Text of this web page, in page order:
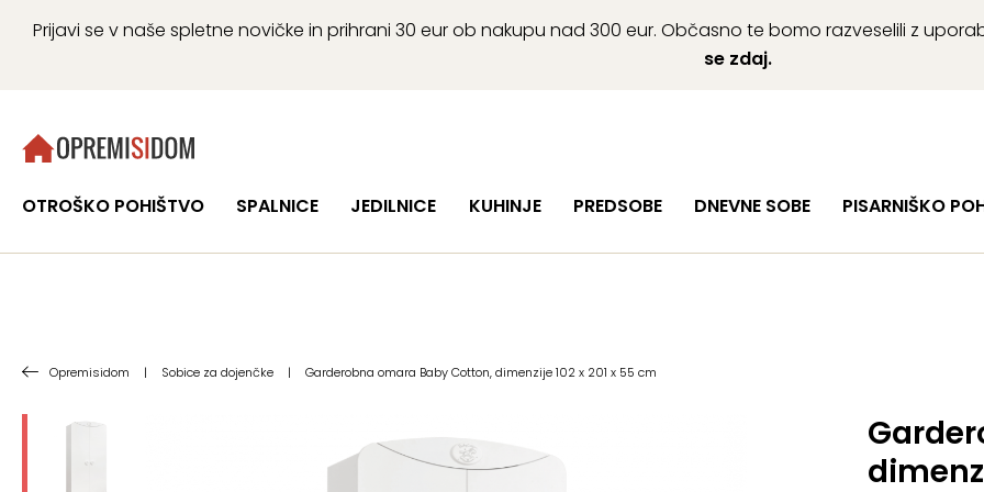
Prijavi se v naše spletne novičke in prihrani 30 eur ob nakupu nad 300 eur. Občasno te bomo razveselili z
se zdaj.
OTROŠKO POHIŠTVO SPALNICE JEDILNICE KUHINJE PREDSOBE DNEVNE SOBE PISARNIŠKO
Opremisidom | Sobice za dojenčke | Garderobna omara Baby Cotton, dimenzije 102 x 201 x 55 cm